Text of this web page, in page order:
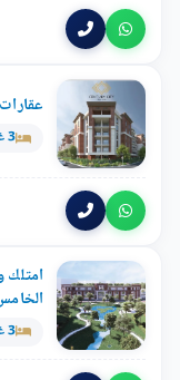
3 غرف
امتلك
3 غرف